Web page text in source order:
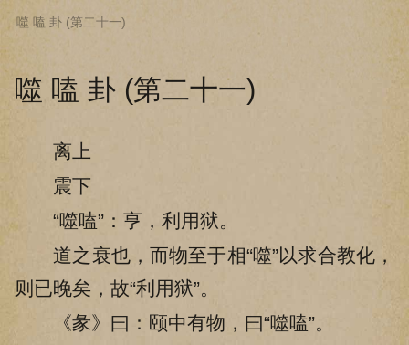
噬 嗑 卦 (第二十一)
离上
震下
“噬嗑”：亨，利用狱。
道之衰也，而物至于相“噬”以求合教化，
则已晚矣，故“利用狱”。
《彖》曰：颐中有物，曰“噬嗑”。
噬 嗑 卦 (第二十一)